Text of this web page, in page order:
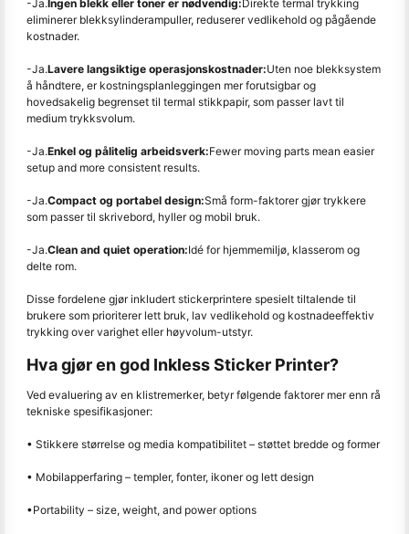
-Ja.Ingen blekk eller toner er nødvendig:Direkte termal trykking
eliminerer blekksylinderampuller, reduserer vedlikehold og pågående
kostnader.
-Ja.Lavere langsiktige operasjonskostnader:Uten noe blekksystem
å håndtere, er kostningsplanleggingen mer forutsigbar og
hovedsakelig begrenset til termal stikkpapir, som passer lavt til
medium trykksvolum.
-Ja.Enkel og pålitelig arbeidsverk:Fewer moving parts mean easier
setup and more consistent results.
-Ja.Compact og portabel design:Små form-faktorer gjør trykkere
som passer til skrivebord, hyller og mobil bruk.
-Ja.Clean and quiet operation:Idé for hjemmemiljø, klasserom og
delte rom.
Disse fordelene gjør inkludert stickerprintere spesielt tiltalende til
brukere som prioriterer lett bruk, lav vedlikehold og kostnadeeffektiv
trykking over varighet eller høyvolum-utstyr.
Hva gjør en god Inkless Sticker Printer?
Ved evaluering av en klistremerker, betyr følgende faktorer mer enn rå
tekniske spesifikasjoner:
• Stikkere størrelse og media kompatibilitet – støttet bredde og former
• Mobilapperfaring – templer, fonter, ikoner og lett design
•Portability – size, weight, and power options